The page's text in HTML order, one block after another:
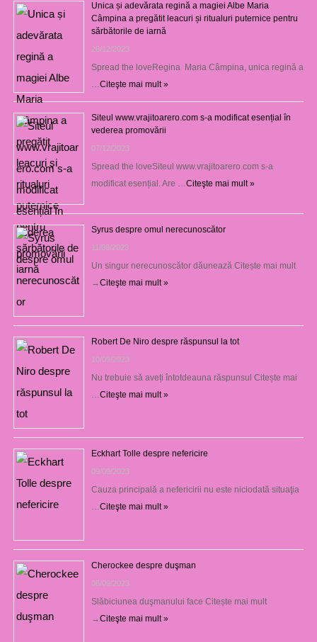
Unica și adevărata regină a magiei Albe Maria
Câmpina a pregătit leacuri și ritualuri puternice pentru
sărbătorile de iarnă
26/12/2023
Spread the loveRegina Maria Câmpina, unica regină a
…Citeşte mai mult »
Siteul www.vrajitoarero.com s-a modificat esențial în
vederea promovării
07/12/2023
Spread the loveSiteul www.vrajitoarero.com s-a
modificat esențial. Are …Citeşte mai mult »
Syrus despre omul nerecunoscător
11/09/2023
Un singur nerecunoscător dăunează Citește mai mult
→Citeşte mai mult »
Robert De Niro despre răspunsul la tot
10/09/2023
Nu trebuie să aveți întotdeauna răspunsul Citește mai
…Citeşte mai mult »
Eckhart Tolle despre nefericire
09/09/2023
Cauza principală a nefericirii nu este niciodată situaţia
…Citeşte mai mult »
Cherockee despre duşman
08/09/2023
Slăbiciunea duşmanului face Citește mai mult
→Citeşte mai mult »